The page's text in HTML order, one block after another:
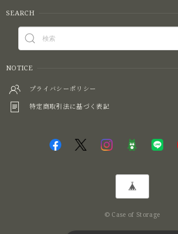
SEARCH
NOTICE
プライバシーポリシー
特定商取引法に基づく表記
© Case of Storage